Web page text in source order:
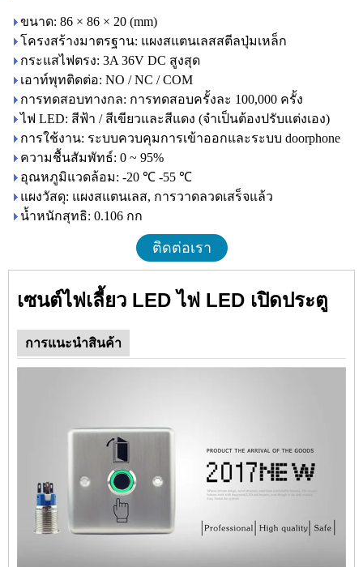
ขนาด: 86 × 86 × 20 (mm)
โครงสร้างมาตรฐาน: แผงสแตนเลสสตีลปุ่มเหล็ก
กระแสไฟตรง: 3A 36V DC สูงสุด
เอาท์พุทติดต่อ: NO / NC / COM
การทดสอบทางกล: การทดสอบครั้งละ 100,000 ครั้ง
ไฟ LED: สีฟ้า / สีเขียวและสีแดง (จำเป็นต้องปรับแต่งเอง)
การใช้งาน: ระบบควบคุมการเข้าออกและระบบ doorphone
ความชื้นสัมพัทธ์: 0 ~ 95%
อุณหภูมิแวดล้อม: -20 ℃ -55 ℃
แผงวัสดุ: แผงสแตนเลส, การวาดลวดเสร็จแล้ว
น้ำหนักสุทธิ: 0.106 กก
ติดต่อเรา
เซนต์ไฟเลี้ยว LED ไฟ LED เปิดประตู
การแนะนำสินค้า